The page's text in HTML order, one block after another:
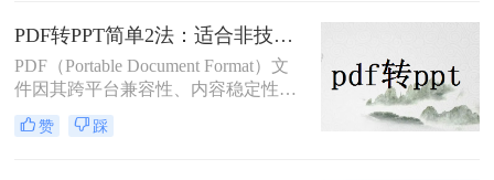
以便进行演示、分享或编辑。那么pdf
文档如何转化成ppt呢？本文将介绍两
种将PDF文档转化成PPT的实用方
法。
PDF转PPT简单2法：适合非技术用户的快速操作流程！
PDF（Portable Document Format）文
件因其跨平台兼容性、内容稳定性和
不易被篡改的特性，在文档分享、存
档和打印中得到了广泛应用。然而，
赞 踩